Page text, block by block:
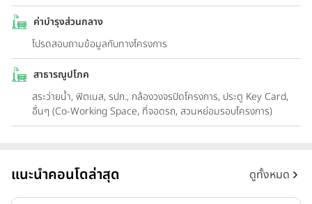
ค่าบำรุงส่วนกลาง
โปรดสอบถามข้อมูลกับทางโครงการ
สาธารณูปโภค
สระว่ายน้ำ, ฟิตเนส, รปภ., กล้องวงจรปิดโครงการ, ประตู Key Card,
อื่นๆ (Co-Working Space, ที่จอดรถ, สวนหย่อมรอบโครงการ)
แนะนำคอนโดล่าสุด ดูทั้งหมด